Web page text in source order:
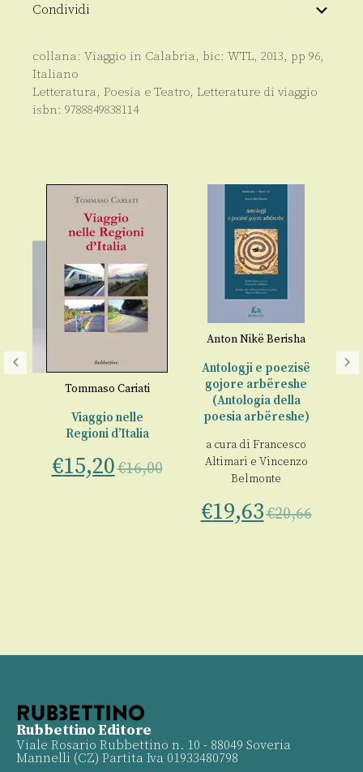
Condividi
collana: Viaggio in Calabria, bic: WTL, 2013, pp 96,
Italiano
Letteratura, Poesia e Teatro, Letterature di viaggio
isbn: 9788849838114
Tommaso Cariati
Viaggio nelle
Regioni d’Italia
€15,20€16,00
Anton Nikë Berisha
Antologji e poezisë
gojore arbëreshe
(Antologia della
poesia arbëreshe)
a cura di Francesco
Altimari e Vincenzo
Belmonte
€19,63€20,66
Rubbettino Editore
Viale Rosario Rubbettino n. 10 - 88049 Soveria
Mannelli (CZ) Partita Iva 01933480798